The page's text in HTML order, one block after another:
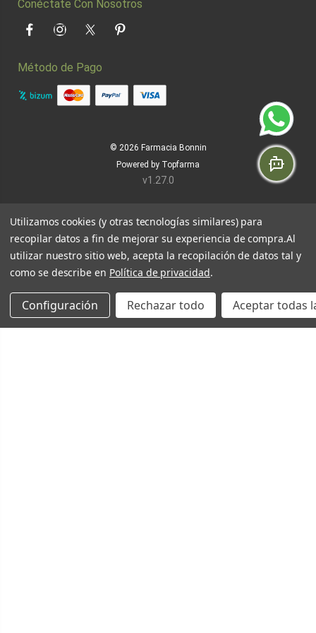
Conéctate Con Nosotros
FacebookInstagramTwitter Pinterest
Método de Pago
© 2026 Farmacia Bonnin
Powered by Topfarma
v1.27.0
Utilizamos cookies (y otras tecnologías similares) para
recopilar datos a fin de mejorar su experiencia de compra.Al
utilizar nuestro sitio web, acepta la recopilación de datos tal y
como se describe en Política de privacidad.
Configuración Rechazar todo Aceptar todas